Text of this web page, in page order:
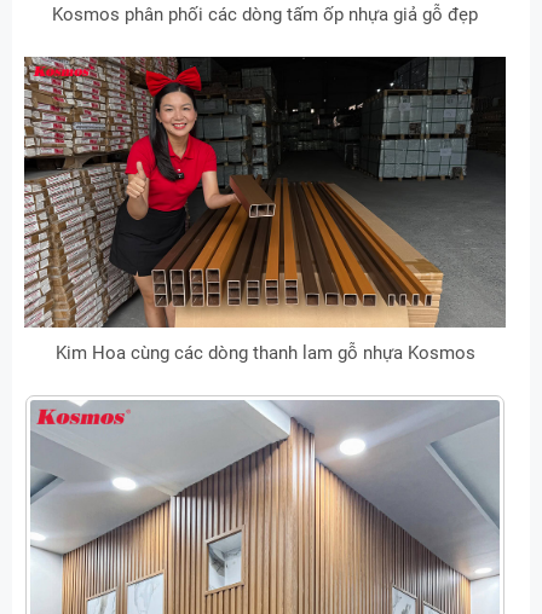
Kosmos phân phối các dòng tấm ốp nhựa giả gỗ đẹp
Kim Hoa cùng các dòng thanh lam gỗ nhựa Kosmos